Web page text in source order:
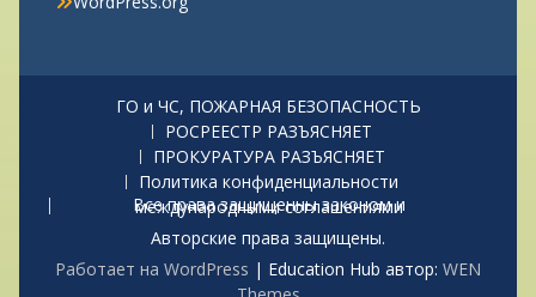
ГО и ЧС, ПОЖАРНАЯ БЕЗОПАСНОСТЬ
РОСРЕЕСТР РАЗЪЯСНЯЕТ
ПРОКУРАТУРА РАЗЪЯСНЯЕТ
Политика конфиденциальности
Все права защищенны законом и международными соглашениями
Авторские права защищены.
Работает на WordPress | Education Hub автор: WEN